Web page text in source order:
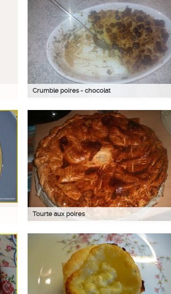
Crumble poires - chocolat
Tourte aux poires